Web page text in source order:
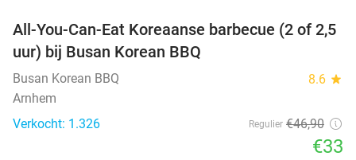
30%
All-You-Can-Eat Koreaanse barbecue (2 of 2,5
uur) bij Busan Korean BBQ
Busan Korean BBQ 8.6 star
Arnhem
Verkocht: 1.326
Regulier €46,90
€33